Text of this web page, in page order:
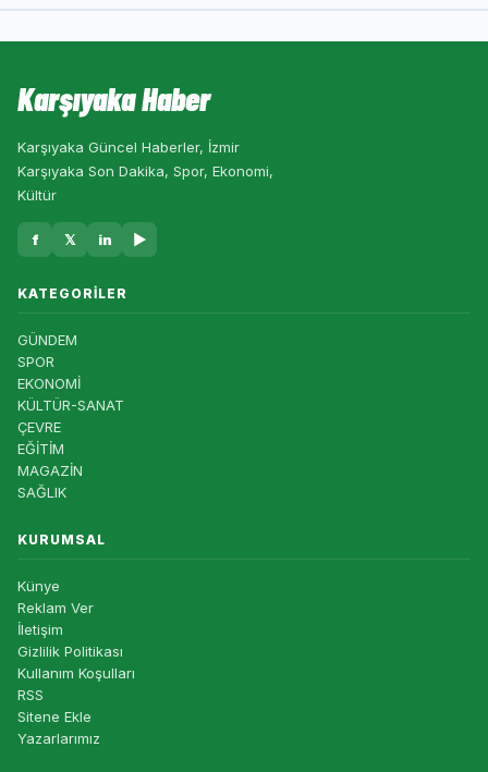
Karşıyaka Haber
Karşıyaka Güncel Haberler, İzmir
Karşıyaka Son Dakika, Spor, Ekonomi,
Kültür
f 𝕏 in ▶
KATEGORILER
GÜNDEM
SPOR
EKONOMİ
KÜLTÜR-SANAT
ÇEVRE
EĞİTİM
MAGAZİN
SAĞLIK
KURUMSAL
Künye
Reklam Ver
İletişim
Gizlilik Politikası
Kullanım Koşulları
RSS
Sitene Ekle
Yazarlarımız